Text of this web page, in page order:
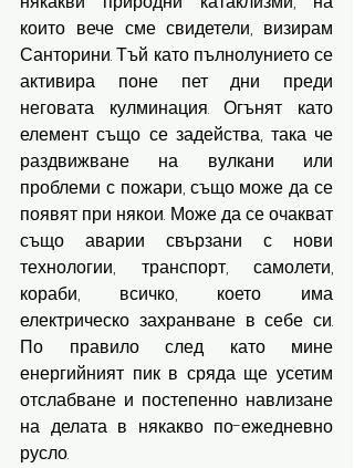
които вече сме свидетели, визирам
Санторини. Тъй като пълнолунието се
активира поне пет дни преди
неговата кулминация. Огънят като
елемент също се задейства, така че
раздвижване на вулкани или
проблеми с пожари, също може да се
появят при някои. Може да се очакват
също аварии свързани с нови
технологии, транспорт, самолети,
кораби, всичко, което има
електрическо захранване в себе си.
По правило след като мине
енергийният пик в сряда ще усетим
отслабване и постепенно навлизане
на делата в някакво по-ежедневно
русло.